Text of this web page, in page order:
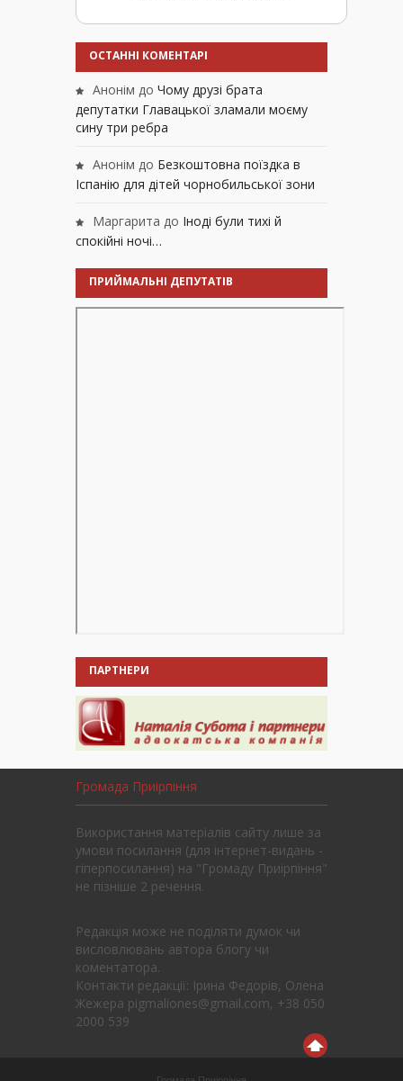
ОСТАННІ КОМЕНТАРІ
Анонім до Чому друзі брата
депутатки Главацької зламали моєму
сину три ребра
Анонім до Безкоштовна поїздка в
Іспанію для дітей чорнобильської зони
Маргарита до Іноді були тихі й
спокійні ночі…
ПРИЙМАЛЬНІ ДЕПУТАТІВ
ПАРТНЕРИ
Громада Приірпіння
Використання матеріалів сайту лише за
умови посилання (для інтернет-видань -
гіперпосилання) на "Громаду Приірпіння"
не пізніше 2 речення.
Редакція може не поділяти думок чи
висловлювань автора блогу чи
коментатора.
Контакти редакції: Ірина Федорів, Олена
Жежера pigmaliones@gmail.com, +38 050
2000 539